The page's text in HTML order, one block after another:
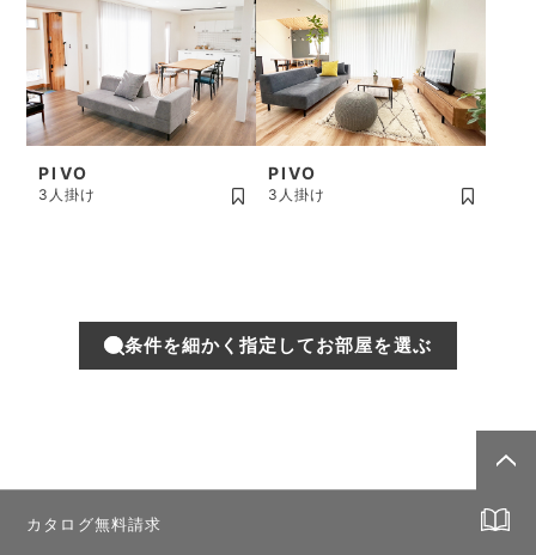
PIVO
3人掛け
PIVO
3人掛け
条件を細かく指定してお部屋を選ぶ
カタログ無料請求